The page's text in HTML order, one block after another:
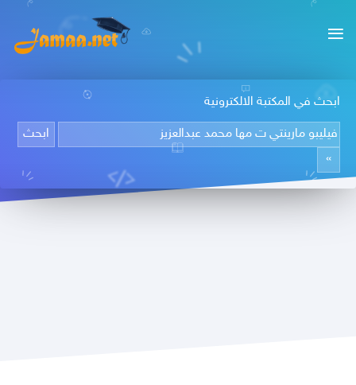
ابحث في المكتبة الالكترونية